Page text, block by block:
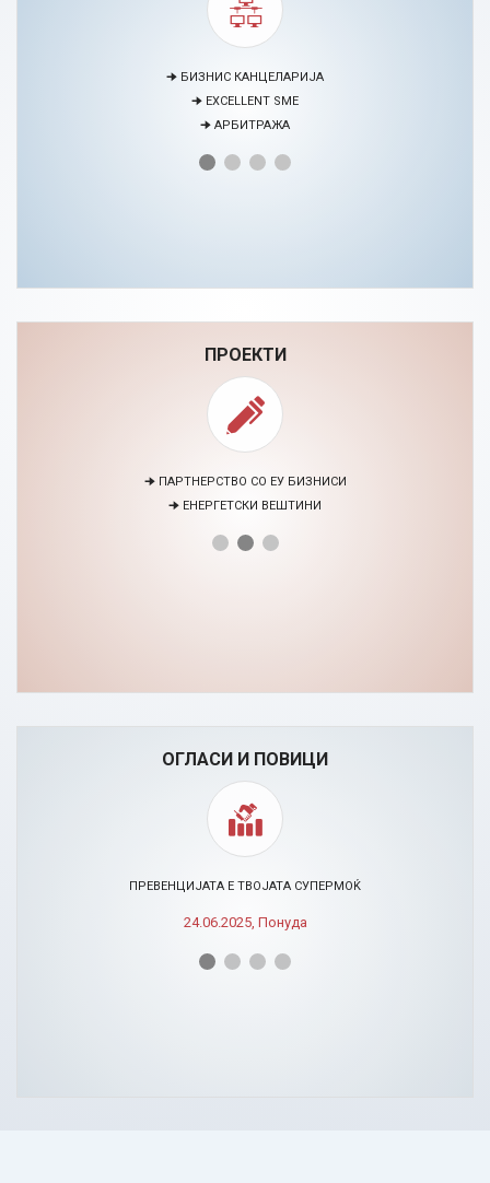
🠊 МЕДИЈАЦИЈА
🠊 ПРОЕКТИ
🠊 ЦЕНТАР ЗА ЕДУКАЦИЈА И РАЗВОЈ НА ЧОВЕЧКИ РЕСУРСИ
ПРОЕКТИ
🠊 ПАРТНЕРСТВО СО ЕУ БИЗНИСИ
🠊 ЕНЕРГЕТСКИ ВЕШТИНИ
ОГЛАСИ И ПОВИЦИ
ПРЕВЕНЦИЈАТА Е ТВОЈАТА СУПЕРМОЌ
24.06.2025, Понуда